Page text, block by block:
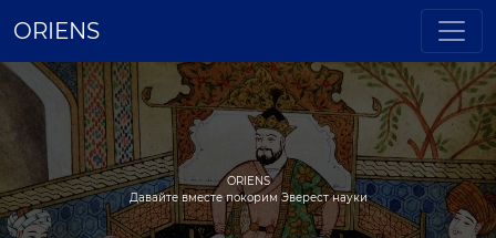
ORIENS
ORIENS
Давайте вместе покорим Эверест науки